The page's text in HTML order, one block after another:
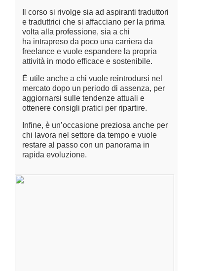
Il corso si rivolge sia ad aspiranti traduttori
e traduttrici che si affacciano per la prima
volta alla professione, sia a chi
ha intrapreso da poco una carriera da
freelance e vuole espandere la propria
attività in modo efficace e sostenibile.
È utile anche a chi vuole reintrodursi nel
mercato dopo un periodo di assenza, per
aggiornarsi sulle tendenze attuali e
ottenere consigli pratici per ripartire.
Infine, è un’occasione preziosa anche per
chi lavora nel settore da tempo e vuole
restare al passo con un panorama in
rapida evoluzione.